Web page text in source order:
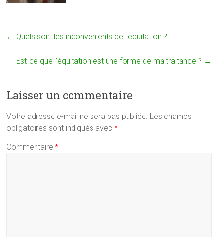
← Quels sont les inconvénients de l’équitation ?
Est-ce que l’équitation est une forme de maltraitance ? →
Laisser un commentaire
Votre adresse e-mail ne sera pas publiée. Les champs
obligatoires sont indiqués avec*
Commentaire*